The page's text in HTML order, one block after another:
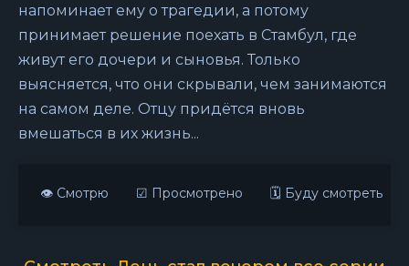
напоминает ему о трагедии, а потому
принимает решение поехать в Стамбул, где
живут его дочери и сыновья. Только
выясняется, что они скрывали, чем занимаются
на самом деле. Отцу придётся вновь
вмешаться в их жизнь...
👁 Смотрю ☑ Просмотрено 🗓 Буду смотреть